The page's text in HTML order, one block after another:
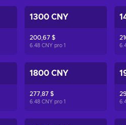
1300 CNY
200,67 $
6.48 CNY pro 1
1800 CNY
277,87 $
6.48 CNY pro 1